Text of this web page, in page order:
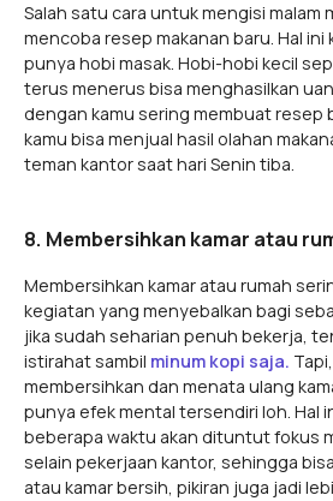
Salah satu cara untuk mengisi malam
mencoba resep makanan baru. Hal ini
punya hobi masak. Hobi-hobi kecil
terus menerus bisa menghasilkan
dengan kamu sering membuat resep
kamu bisa menjual hasil olahan
teman kantor saat hari Senin tiba.
8. Membersihkan kamar atau
Membersihkan kamar atau rumah
kegiatan yang menyebalkan bagi
jika sudah seharian penuh bekerja,
istirahat sambil minum kopi saja.
membersihkan dan menata ulang
punya efek mental tersendiri loh. Hal
beberapa waktu akan dituntut fokus
selain pekerjaan kantor, sehingga
atau kamar bersih, pikiran juga jadi